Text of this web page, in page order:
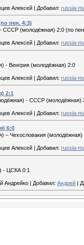
Алексей | Добавил: russia-
пен. 4:3)
СССР (молодёжная) 2:0 (по
Алексей Добавил: russia-
- Венгрия (молодёжная) 2:0
Алексей | Добавил: russia-
2:1
- СССР (молодёжная)
Алексей | Добавил: russia-
6:0
– Чехословакия (молодёжная)
Алексей Добавил: russia-
- ЦСКА 0:1
Андрейко | Добавил: Андрей |